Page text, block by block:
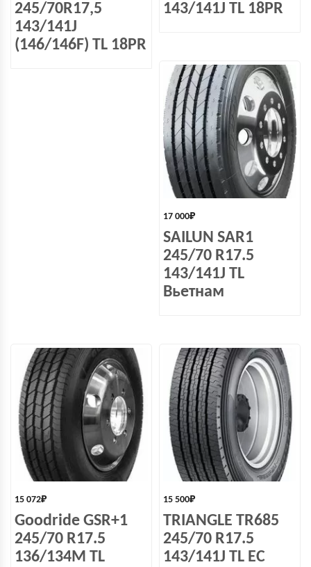
245/70R17,5
143/141J
(146/146F) TL 18PR
143/141J TL 18PR
17 000₽
SAILUN SAR1
245/70 R17.5
143/141J TL
Вьетнам
15 072₽
Goodride GSR+1
245/70 R17.5
136/134M TL
15 500₽
TRIANGLE TR685
245/70 R17.5
143/141J TL EC